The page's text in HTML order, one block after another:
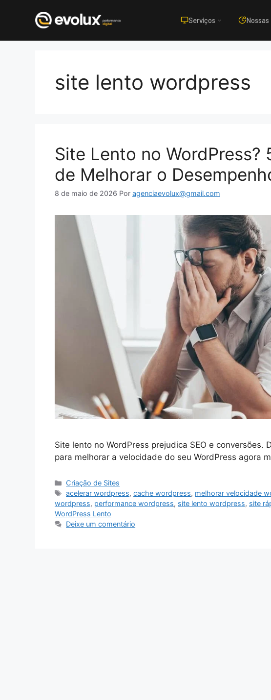
Serviços Nossas
site lento wordpress
Site Lento no WordPress?
de Melhorar o
8 de maio de 2026 Por agenciaevolux@gmail.com
Site lento no WordPress prejudica SEO e conversões.
para melhorar a velocidade do seu WordPress agora
Categorias
Criação de Sites
Tags
acelerar wordpress,cache wordpress, melhorar velocidade
wordpress, performance wordpress, site lento wordpress, site
WordPress Lento
Deixe um comentário